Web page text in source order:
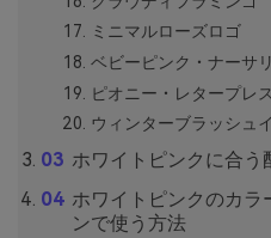
ミニマルローズロゴ
ベビーピンク・ナーサ
ピオニー・レタープレス
ウィンターブラッシュ
ホワイトピンクに合う
ホワイトピンクのカラ
ンで使う方法